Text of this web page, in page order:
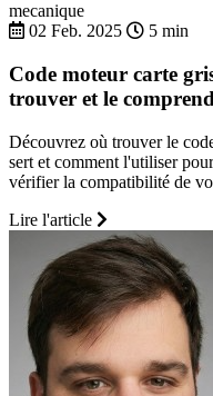
mecanique
02 Feb. 2025
5 min
Code moteur carte
trouver et le
Découvrez où trouver le
sert et comment l'utiliser
vérifier la compatibilité de
Lire l'article